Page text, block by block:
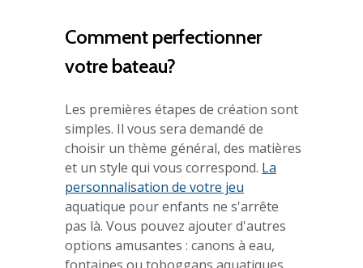
Comment perfectionner
votre bateau?
Les premières étapes de création sont
simples. Il vous sera demandé de
choisir un thème général, des matières
et un style qui vous correspond. La
personnalisation de votre jeu
aquatique pour enfants ne s'arrête
pas là. Vous pouvez ajouter d'autres
options amusantes : canons à eau,